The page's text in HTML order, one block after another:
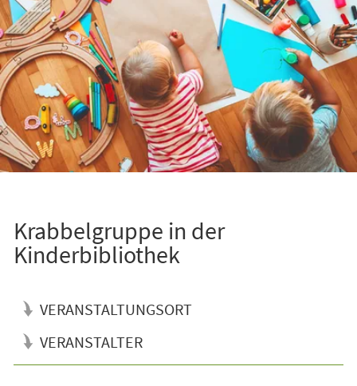
Krabbelgruppe in der
Kinderbibliothek
VERANSTALTUNGSORT
VERANSTALTER